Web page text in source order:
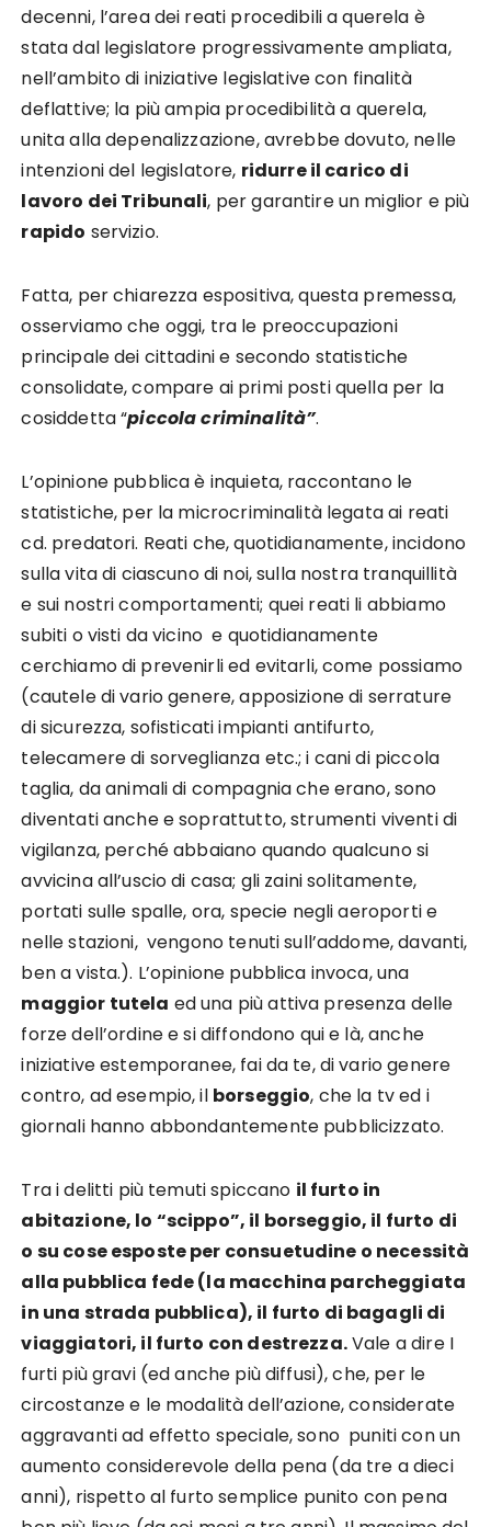
decenni, l’area dei reati procedibili a querela è
stata dal legislatore progressivamente ampliata,
nell’ambito di iniziative legislative con finalità
deflattive; la più ampia procedibilità a querela,
unita alla depenalizzazione, avrebbe dovuto, nelle
intenzioni del legislatore, ridurre il carico di
lavoro dei Tribunali, per garantire un miglior e più
rapido servizio.
Fatta, per chiarezza espositiva, questa premessa,
osserviamo che oggi, tra le preoccupazioni
principale dei cittadini e secondo statistiche
consolidate, compare ai primi posti quella per la
cosiddetta “piccola criminalità”.
L’opinione pubblica è inquieta, raccontano le
statistiche, per la microcriminalità legata ai reati
cd. predatori. Reati che, quotidianamente, incidono
sulla vita di ciascuno di noi, sulla nostra tranquillità
e sui nostri comportamenti; quei reati li abbiamo
subiti o visti da vicino e quotidianamente
cerchiamo di prevenirli ed evitarli, come possiamo
(cautele di vario genere, apposizione di serrature
di sicurezza, sofisticati impianti antifurto,
telecamere di sorveglianza etc.; i cani di piccola
taglia, da animali di compagnia che erano, sono
diventati anche e soprattutto, strumenti viventi di
vigilanza, perché abbaiano quando qualcuno si
avvicina all’uscio di casa; gli zaini solitamente,
portati sulle spalle, ora, specie negli aeroporti e
nelle stazioni, vengono tenuti sull’addome, davanti,
ben a vista.). L’opinione pubblica invoca, una
maggior tutela ed una più attiva presenza delle
forze dell’ordine e si diffondono qui e là, anche
iniziative estemporanee, fai da te, di vario genere
contro, ad esempio, il borseggio, che la tv ed i
giornali hanno abbondantemente pubblicizzato.
Tra i delitti più temuti spiccano il furto in
abitazione, lo “scippo”, il borseggio, il furto di
o su cose esposte per consuetudine o necessità
alla pubblica fede (la macchina parcheggiata
in una strada pubblica), il furto di bagagli di
viaggiatori, il furto con destrezza.Vale a dire I
furti più gravi (ed anche più diffusi), che, per le
circostanze e le modalità dell’azione, considerate
aggravanti ad effetto speciale, sono puniti con un
aumento considerevole della pena (da tre a dieci
anni), rispetto al furto semplice punito con pena